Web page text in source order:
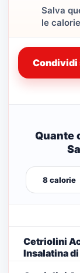
Salva
le
Condividi
Quante
8 calorie
Cetriolini
Insalatina